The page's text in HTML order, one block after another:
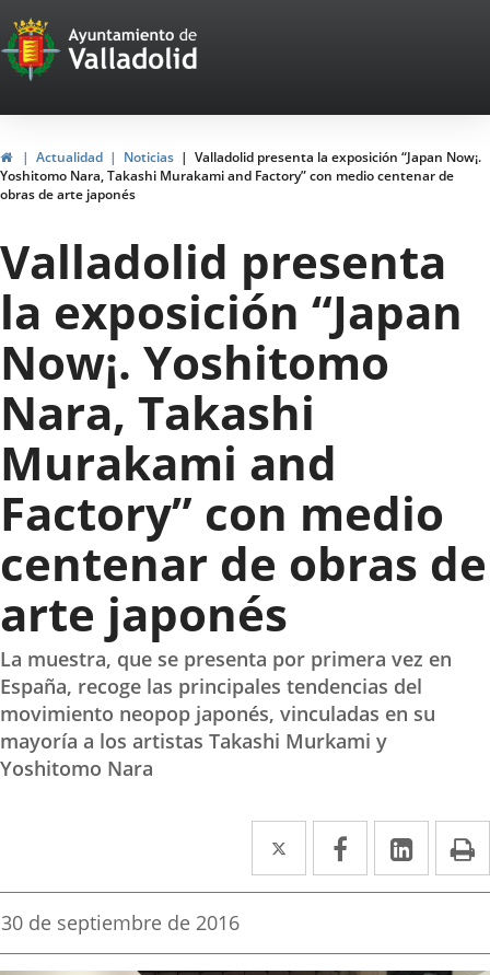
Portal
Web
del
Ayuntamiento
de
Valladolid
InicioActualidad Noticias
Valladolid presenta la exposición “Japan Now¡.
Yoshitomo Nara, Takashi Murakami and Factory” con medio centenar de
obras de arte japonés
Valladolid presenta
la exposición “Japan
Now¡. Yoshitomo
Nara, Takashi
Murakami and
Factory” con medio
centenar de obras de
arte japonés
La muestra, que se presenta por primera vez en
España, recoge las principales tendencias del
movimiento neopop japonés, vinculadas en su
mayoría a los artistas Takashi Murkami y
Yoshitomo Nara
Twitter
Enlace
a
aplicación
Facebook
Enlace
a
aplicación
Enlace
a
Fecha
la
30 de septiembre de 2016